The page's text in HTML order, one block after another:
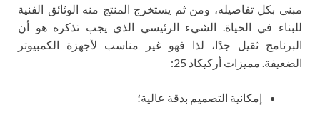
مبنى بكل تفاصيله، ومن ثم يستخرج المنتج منه الوثائق الفنية
للبناء في الحياة. الشيء الرئيسي الذي يجب تذكره هو أن
البرنامج ثقيل جدًا، لذا فهو غير مناسب لأجهزة الكمبيوتر
الضعيفة. مميزات أركيكاد 25:
إمكانية التصميم بدقة عالية؛